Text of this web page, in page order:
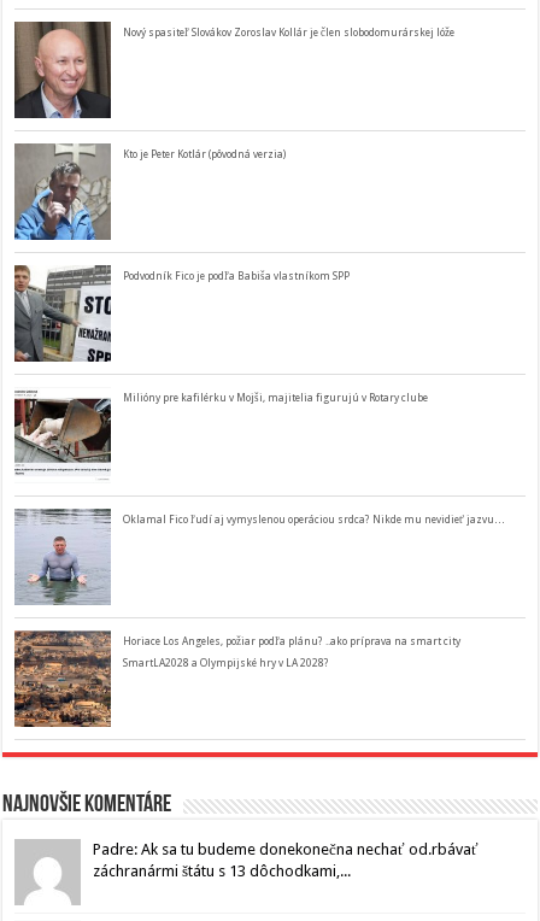
Nový spasiteľ Slovákov Zoroslav Kollár je člen slobodomurárskej lóže
Kto je Peter Kotlár (pôvodná verzia)
Podvodník Fico je podľa Babiša vlastníkom SPP
Milióny pre kafilérku v Mojši, majitelia figurujú v Rotary clube
Oklamal Fico ľudí aj vymyslenou operáciou srdca? Nikde mu nevidieť jazvu…
Horiace Los Angeles, požiar podľa plánu? ..ako príprava na smart city
SmartLA2028 a Olympijské hry v LA 2028?
Najnovšie komentáre
Padre: Ak sa tu budeme donekonečna nechať od.rbávať
záchranármi štátu s 13 dôchodkami,...